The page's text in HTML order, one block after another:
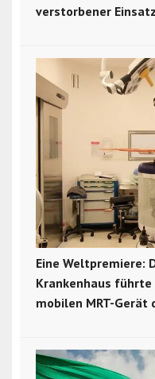
verstorbener
Eine Weltpremiere:
Krankenhaus
mobilen MRT-Gerät